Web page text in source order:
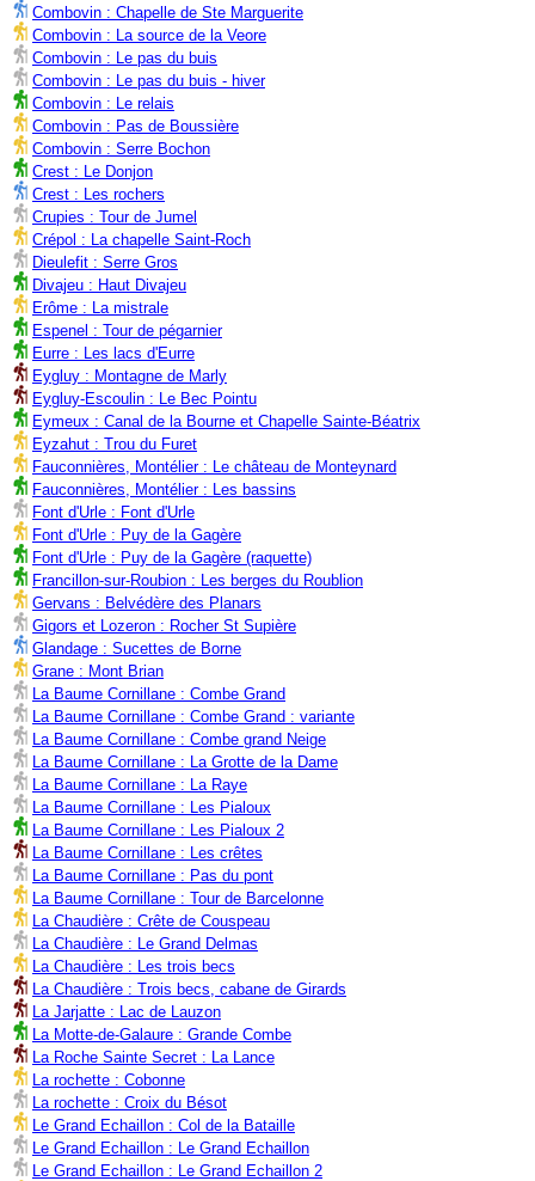
Combovin : Chapelle de Ste Marguerite
Combovin : La source de la Veore
Combovin : Le pas du buis
Combovin : Le pas du buis - hiver
Combovin : Le relais
Combovin : Pas de Boussière
Combovin : Serre Bochon
Crest : Le Donjon
Crest : Les rochers
Crupies : Tour de Jumel
Crépol : La chapelle Saint-Roch
Dieulefit : Serre Gros
Divajeu : Haut Divajeu
Erôme : La mistrale
Espenel : Tour de pégarnier
Eurre : Les lacs d'Eurre
Eygluy : Montagne de Marly
Eygluy-Escoulin : Le Bec Pointu
Eymeux : Canal de la Bourne et Chapelle Sainte-Béatrix
Eyzahut : Trou du Furet
Fauconnières, Montélier : Le château de Monteynard
Fauconnières, Montélier : Les bassins
Font d'Urle : Font d'Urle
Font d'Urle : Puy de la Gagère
Font d'Urle : Puy de la Gagère (raquette)
Francillon-sur-Roubion : Les berges du Roublion
Gervans : Belvédère des Planars
Gigors et Lozeron : Rocher St Supière
Glandage : Sucettes de Borne
Grane : Mont Brian
La Baume Cornillane : Combe Grand
La Baume Cornillane : Combe Grand : variante
La Baume Cornillane : Combe grand Neige
La Baume Cornillane : La Grotte de la Dame
La Baume Cornillane : La Raye
La Baume Cornillane : Les Pialoux
La Baume Cornillane : Les Pialoux 2
La Baume Cornillane : Les crêtes
La Baume Cornillane : Pas du pont
La Baume Cornillane : Tour de Barcelonne
La Chaudière : Crête de Couspeau
La Chaudière : Le Grand Delmas
La Chaudière : Les trois becs
La Chaudière : Trois becs, cabane de Girards
La Jarjatte : Lac de Lauzon
La Motte-de-Galaure : Grande Combe
La Roche Sainte Secret : La Lance
La rochette : Cobonne
La rochette : Croix du Bésot
Le Grand Echaillon : Col de la Bataille
Le Grand Echaillon : Le Grand Echaillon
Le Grand Echaillon : Le Grand Echaillon 2